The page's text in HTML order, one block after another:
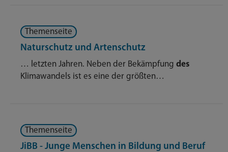
Themenseite
Naturschutz und Artenschutz
… letzten Jahren. Neben der Bekämpfung des
Klimawandels ist es eine der größten…
Themenseite
JiBB - Junge Menschen in Bildung und Beruf